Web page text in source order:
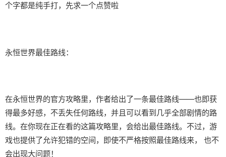
个字都是纯手打，先求一个点赞啦
永恒世界最佳路线：
在永恒世界的官方攻略里，作者给出了一条最佳路线——也即获
得最多好感，不丢失任何路线，并且可以看到几乎全部剧情的路
线。在你现在正在看的这篇攻略里，会给出最佳路线。不过，游
戏也提供了允许犯错的空间，即使不严格按照最佳路线来， 也不
会出现大问题！